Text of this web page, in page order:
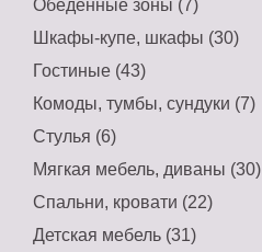
Обеденные зоны (7)
Шкафы-купе, шкафы (30)
Гостиные (43)
Комоды, тумбы, сундуки (7)
Стулья (6)
Мягкая мебель, диваны (30)
Спальни, кровати (22)
Детская мебель (31)